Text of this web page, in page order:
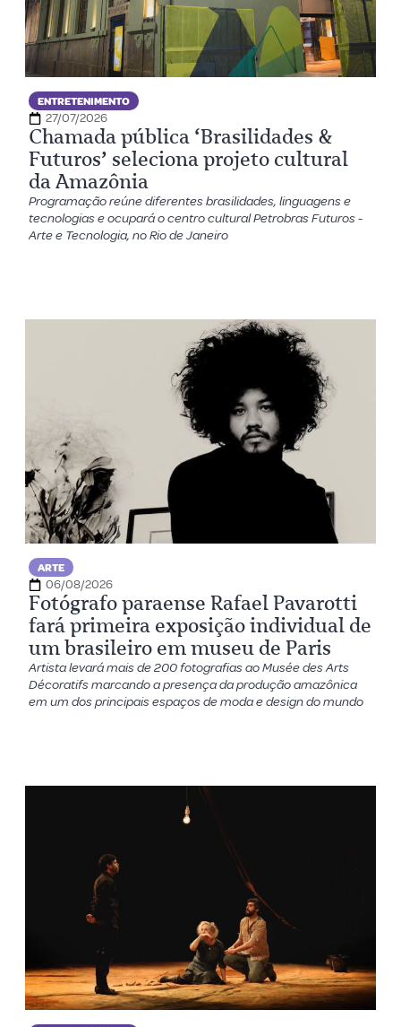
ENTRETENIMENTO
27/07/2026
Chamada pública ‘Brasilidades &
Futuros’ seleciona projeto cultural
da Amazônia
Programação reúne diferentes brasilidades, linguagens e
tecnologias e ocupará o centro cultural Petrobras Futuros -
Arte e Tecnologia, no Rio de Janeiro
ARTE
06/08/2026
Fotógrafo paraense Rafael Pavarotti
fará primeira exposição individual de
um brasileiro em museu de Paris
Artista levará mais de 200 fotografias ao Musée des Arts
Décoratifs marcando a presença da produção amazônica
em um dos principais espaços de moda e design do mundo